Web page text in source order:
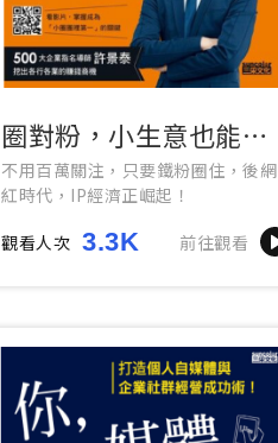
圈對粉，小生意也能賺
大錢
不用百萬關注，只要鐵粉圈住，後網
紅時代，IP經濟正崛起！
觀看人次 3.3K 前往觀看